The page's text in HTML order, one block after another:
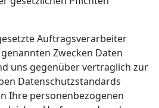
Auftragsverarbeiter
Zwecken Daten
uns gegenüber vertraglich zur
Datenschutzstandards
Ihre personenbezogenen